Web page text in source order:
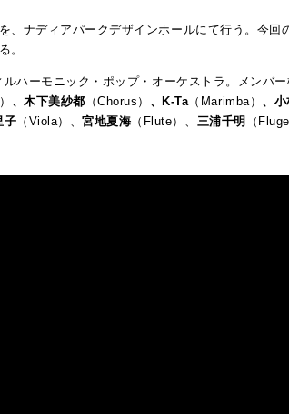
、ナディアパークデザインホールにて行う。今回
。
ハーモニック・ポップ・オーケストラ。メンバー
、木下美紗都 （Chorus） 、K-Ta（Marimba） 、
子 （Viola）、宮地夏海 （Flute）、 三浦千明 （